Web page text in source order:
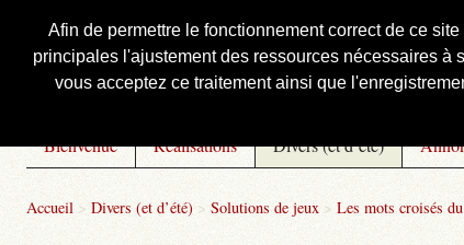
Afin de permettre le fonctionnement correct de ce
principales l'ajustement des ressources nécessaires
vous acceptez ce traitement ainsi que
Courbis, « LE » Blog Officiel
Bienvenue Réalisations Divers (et d’été)
Accueil > Divers (et d’été) > Solutions de jeux > Les mots croisés